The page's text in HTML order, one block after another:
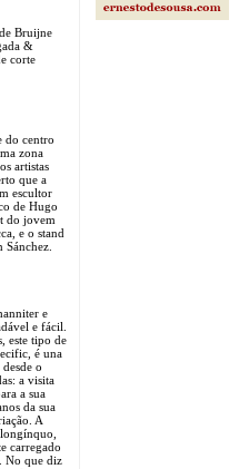
Bruijne
&
corte
do centro
zona
artistas
que a
escultor
de Hugo
do jovem
e o stand
e
e fácil.
este tipo de
é una
o
a visita
a sua
da sua
A
carregado
No que diz